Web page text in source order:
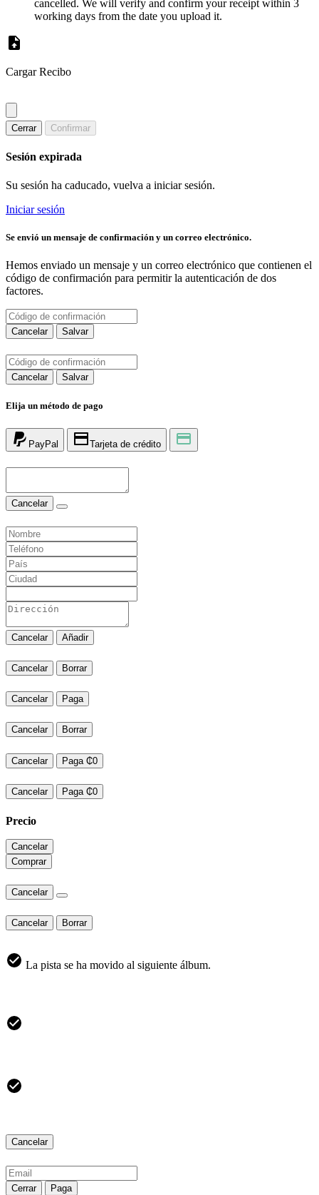
cancelled. We will verify and confirm your receipt within 3
working days from the date you upload it.
Cargar Recibo
Cerrar Confirmar
Sesión expirada
Su sesión ha caducado, vuelva a iniciar sesión.
Iniciar sesión
Se envió un mensaje de confirmación y un correo electrónico.
Hemos enviado un mensaje y un correo electrónico que contienen el
código de confirmación para permitir la autenticación de dos
factores.
Cancelar Salvar
Cancelar Salvar
Elija un método de pago
PayPal Tarjeta de crédito
Cancelar
Cancelar Añadir
Cancelar Borrar
Cancelar Paga
Cancelar Borrar
Cancelar Paga ₵0
Cancelar Paga ₵0
Precio
Cancelar
Comprar
Cancelar
Cancelar Borrar
La pista se ha movido al siguiente álbum.
Cancelar
Cerrar Paga